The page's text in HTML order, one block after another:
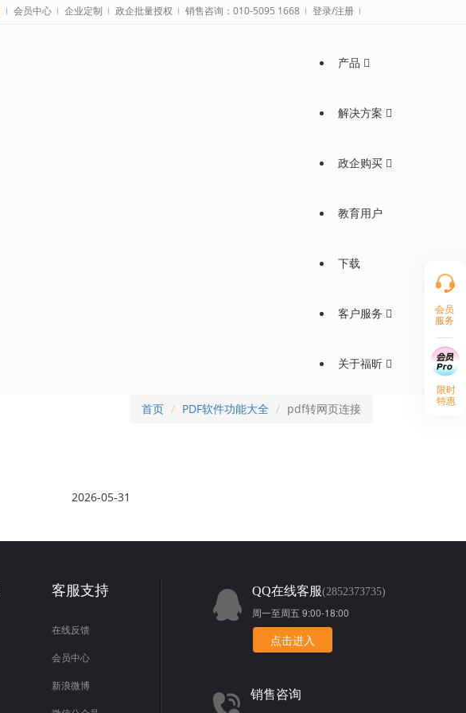
会员中心 企业定制 政企批量授权 销售咨询：010-5095 1668 登录/注册
产品
解决方案
政企购买
教育用户
下载
客户服务
关于福昕
会员
服务
限时
特惠
首页 PDF软件功能大全 pdf转网页连接
2026-05-31
客服支持
在线反馈
会员中心
新浪微博
QQ在线客服(2852373735)
周一至周五 9:00-18:00
点击进入
销售咨询